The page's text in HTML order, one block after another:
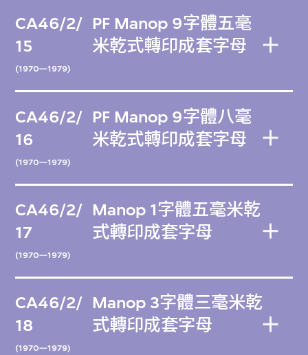
CA46/2/
15
(1970—1979)
PF Manop 9字體五毫
米乾式轉印成套字母
CA46/2/
16
(1970—1979)
PF Manop 9字體八毫
米乾式轉印成套字母
CA46/2/
17
(1970—1979)
Manop 1字體五毫米乾
式轉印成套字母
CA46/2/
18
(1970—1979)
Manop 3字體三毫米乾
式轉印成套字母